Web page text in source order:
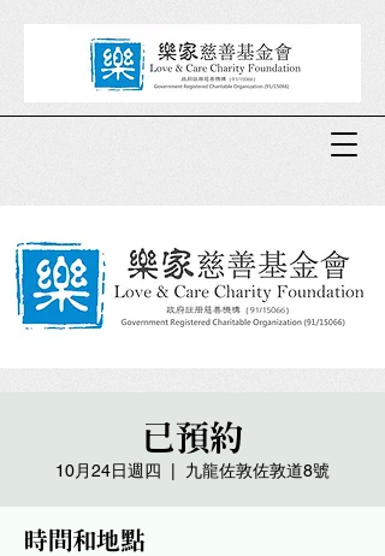
已預約
10月24日週四 九龍佐敦佐敦道8號
時間和地點